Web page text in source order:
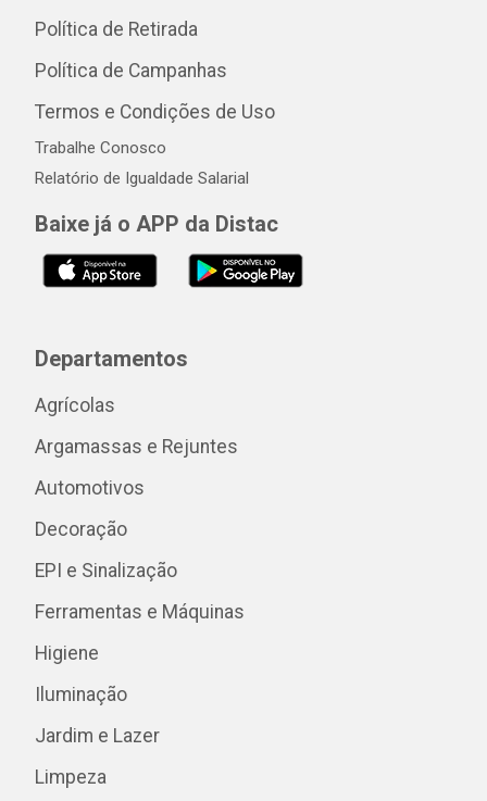
Política de Retirada
Política de Campanhas
Termos e Condições de Uso
Trabalhe Conosco
Relatório de Igualdade Salarial
Baixe já o APP da Distac
Departamentos
Agrícolas
Argamassas e Rejuntes
Automotivos
Decoração
EPI e Sinalização
Ferramentas e Máquinas
Higiene
Iluminação
Jardim e Lazer
Limpeza